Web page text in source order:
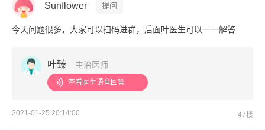
Sunflower 提问
今天问题很多，大家可以扫码进群，后面叶医生可以一一解答
叶臻 主治医师
查看医生语音回答
2021-01-25 20:14:00 47楼